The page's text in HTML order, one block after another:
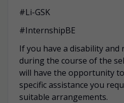
#Li-GSK
#InternshipBE
If you have a disability and
during the course of the
will have the opportunity
specific assistance you
suitable arrangements.